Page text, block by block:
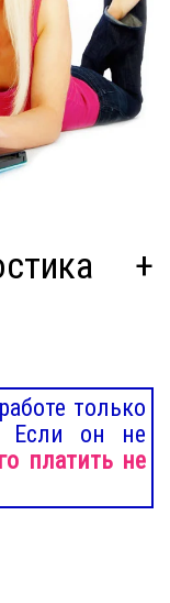
+
только
Если он не
платить не